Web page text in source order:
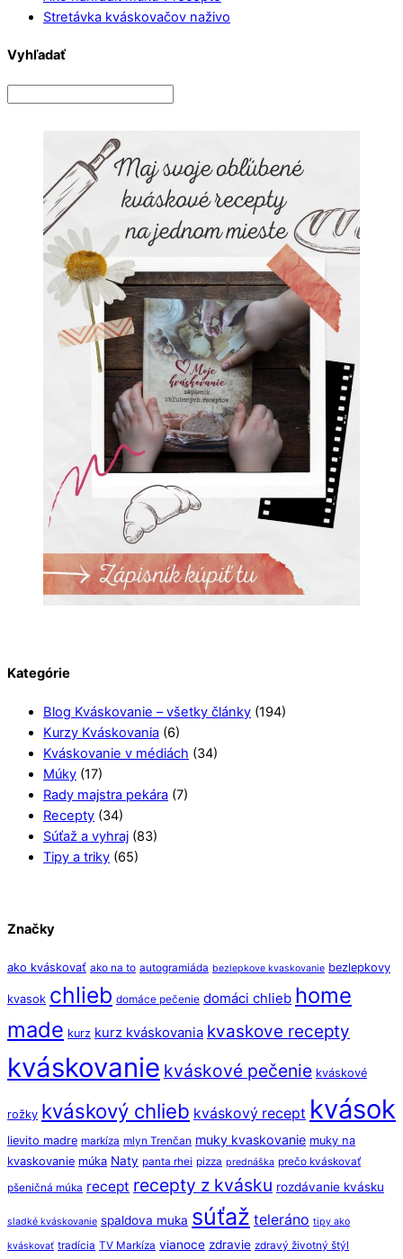
Stretávka kváskovačov naživo
Vyhľadať
Kategórie
Blog Kváskovanie – všetky články (194)
Kurzy Kváskovania (6)
Kváskovanie v médiách (34)
Múky (17)
Rady majstra pekára (7)
Recepty (34)
Súťaž a vyhraj (83)
Tipy a triky (65)
Značky
ako kváskovať ako na to autogramiáda bezlepkove kvaskovanie bezlepkovy
kvasok chlieb domáce pečenie domáci chlieb home
made kurz kurz kváskovania kvaskove recepty
kváskovanie kváskové pečenie kváskové
rožky kváskový chlieb kváskový recept kvások
lievito madre markíza mlyn Trenčan muky kvaskovanie muky na
kvaskovanie múka Naty panta rhei pizza prednáška prečo kváskovať
pšeničná múka recept recepty z kvásku rozdávanie kvásku
sladké kváskovanie spaldova muka súťaž teleráno tipy ako
kváskovať tradícia TV Markíza vianoce zdravie zdravý životný štýl